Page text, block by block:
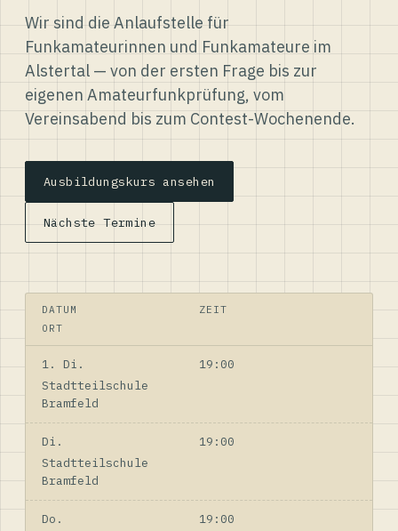
Wir sind die Anlaufstelle für
Funkamateurinnen und Funkamateure im
Alstertal — von der ersten Frage bis zur
eigenen Amateurfunkprüfung, vom
Vereinsabend bis zum Contest-Wochenende.
Ausbildungskurs ansehen
Nächste Termine
DATUM
ZEIT
ORT
1. Di.
19:00
Stadtteilschule
Bramfeld
Di.
19:00
Stadtteilschule
Bramfeld
Do.
19:00